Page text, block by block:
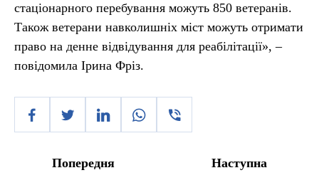
стаціонарного перебування можуть 850 ветеранів.
Також ветерани навколишніх міст можуть отримати
право на денне відвідування для реабілітації», –
повідомила Ірина Фріз.
Попередня Наступна